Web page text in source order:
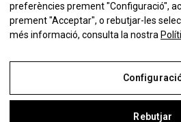
No et perdis
preferències prement "Configuració",
prement "Acceptar", o rebutjar-les
més informació, consulta la nostra
Rebutjar
Avís Legal